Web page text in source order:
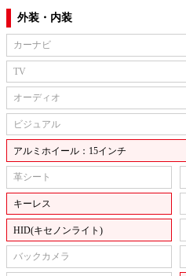
外装・内装
カーナビ
TV
オーディオ
ビジュアル
アルミホイール：15インチ
革シート
キーレス
HID(キセノンライト)
バックカメラ